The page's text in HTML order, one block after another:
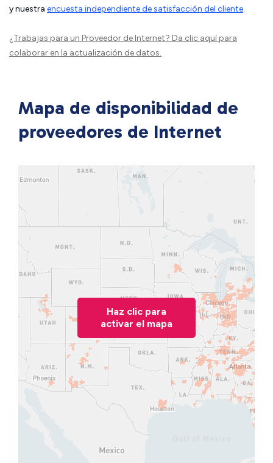
y nuestra encuesta independiente de satisfacción del cliente.
¿Trabajas para un Proveedor de Internet? Da clic aquípara
colaborar en la actualización de datos.
Mapa de disponibilidad de
proveedores de Internet
Haz clic para
activar el mapa